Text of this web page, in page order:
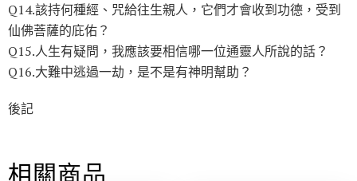
Q14.該持何種經、咒給往生親人，它們才會收到功德，受到
仙佛菩薩的庇佑？
Q15.人生有疑問，我應該要相信哪一位通靈人所說的話？
Q16.大難中逃過一劫，是不是有神明幫助？
後記
相關商品